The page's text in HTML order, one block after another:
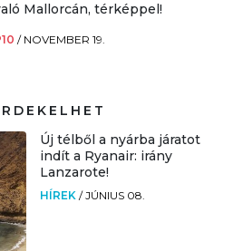
Mallorcán, térképpel!
/ NOVEMBER 19.
Új télből a nyárba járatot
indít a Ryanair: irány
Lanzarote!
HÍREK /JÚNIUS 08.